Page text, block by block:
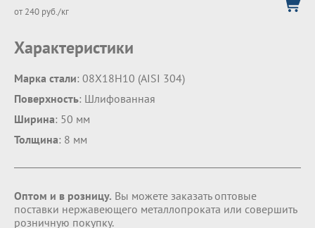
от 240 руб./кг
Характеристики
Марка стали: 08Х18Н10 (AISI 304)
Поверхность: Шлифованная
Ширина: 50 мм
Толщина: 8 мм
Оптом и в розницу. Вы можете заказать оптовые
поставки нержавеющего металлопроката или совершить
розничную покупку.